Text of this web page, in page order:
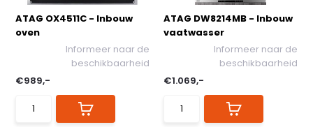
ATAG OX4511C - Inbouw
oven
Informeer naar de
beschikbaarheid
€989,-
ATAG DW8214MB - Inbouw
vaatwasser
Informeer naar de
beschikbaarheid
€1.069,-